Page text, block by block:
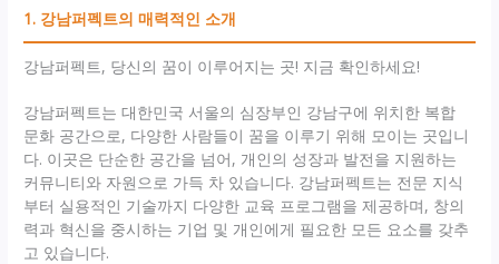
1. 강남퍼펙트의 매력적인 소개
강남퍼펙트, 당신의 꿈이 이루어지는 곳! 지금 확인하세요!
강남퍼펙트는 대한민국 서울의 심장부인 강남구에 위치한 복합
문화 공간으로, 다양한 사람들이 꿈을 이루기 위해 모이는 곳입니
다. 이곳은 단순한 공간을 넘어, 개인의 성장과 발전을 지원하는
커뮤니티와 자원으로 가득 차 있습니다. 강남퍼펙트는 전문 지식
부터 실용적인 기술까지 다양한 교육 프로그램을 제공하며, 창의
력과 혁신을 중시하는 기업 및 개인에게 필요한 모든 요소를 갖추
고 있습니다.